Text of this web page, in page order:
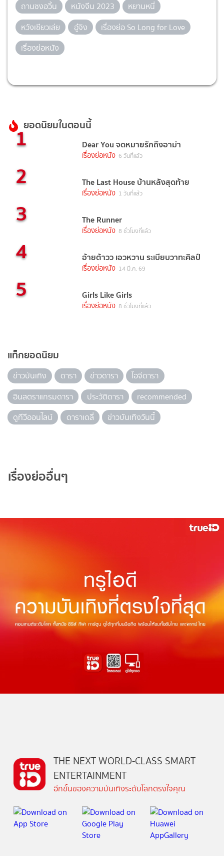
ถานซงอวิ้น
หนังจีน 2023
หยานหนี่
หวังเซียวเล่ย
อู๋จิง
เรื่องย่อ So Long for Love
เรื่องย่อหนัง
ยอดนิยมในตอนนี้
1 Dear You จดหมายรักถึงอาม่า
เรื่องย่อหนัง 6 วันที่แล้ว
2 The Last House บ้านหลังสุดท้าย
เรื่องย่อหนัง 1 วันที่แล้ว
3 The Runner
เรื่องย่อหนัง 8 ชั่วโมงที่แล้ว
4 อ้ายต้าวว เอวหวาน ระเบียบวาทะศิลป์
เรื่องย่อหนัง 14 มี.ค. 69
5 Girls Like Girls
เรื่องย่อหนัง 8 ชั่วโมงที่แล้ว
แท็กยอดนิยม
ข่าวบันเทิง ดารา ข่าวดารา
ไอจีดารา
อินสตราแกรมดารา
ประวัติดารา
recommended
ดูทีวีออนไลน์
ดาราเดลี่ ข่าวบันเทิงวันนี้
เรื่องย่ออื่นๆ
THE NEXT WORLD-CLASS SMART
ENTERTAINMENT
อีกขั้นของความบันเทิงระดับโลกตรงใจคุณ